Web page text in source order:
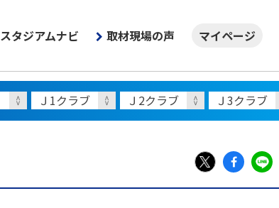
スタジアムナビ 取材現場の声
マイページ
X
Fac LIN